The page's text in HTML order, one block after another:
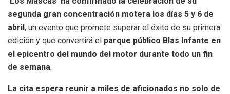
segunda gran concentración motera los días 5 y 6 de
abril, un evento que promete superar el éxito de su primera
edición y que convertirá el parque público Blas Infante en
el epicentro del mundo del motor durante todo un fin
de semana.
La cita espera reunir a miles de aficionados no solo de